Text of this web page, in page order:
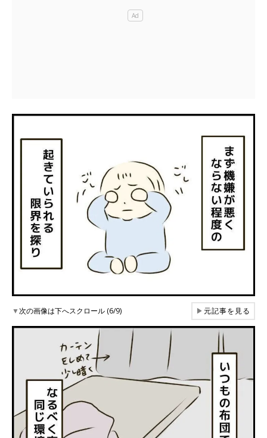
▼次の画像は下へスクロール (6/9) ▶元記事を見る